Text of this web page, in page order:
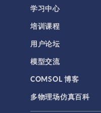
结构力学
结构动力学
API
代理模型
仿真 App
学习中心
培训课程
用户论坛
模型交流
COMSOL 博客
多物理场仿真百科